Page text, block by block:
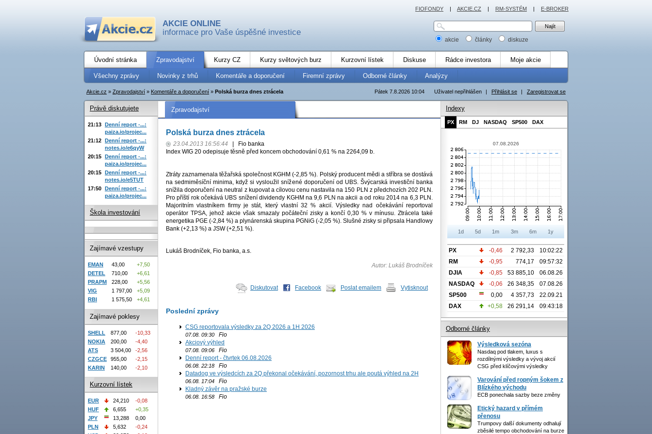
AKCIE ONLINE
informace pro Vaše úspěšné investice
akcie články diskuze
Úvodní stránka Zpravodajství Kurzy CZ Kurzy světových burz Kurzovní lístek Diskuse Rádce investora Moje akcie
Všechny zprávy Novinky z trhů Komentáře a doporučení Firemní zprávy Odborné články Analýzy
Uživatel nepřihlášen | Přihlásit se | Zaregistrovat se
Pátek 7.8.2026 10:04
Akcie.cz » Zpravodajství » Komentáře a doporučení » Polská burza dnes ztrácela
Zpravodajství
Polská burza dnes ztrácela
23.04.2013 16:56:44
Fio banka
Index WIG 20 odepisuje těsně před koncem obchodování 0,61 % na 2264,09 b.
Ztráty zaznamenala těžařská společnost KGHM (-2,85 %). Polský producent mědi a stříbra se dostává
na sedmiměsíční minima, když si vysloužil snížené doporučení od UBS. Švýcarská investiční banka
snížila doporučení na neutral z kupovat a cílovou cenu nastavila na 150 PLN z předchozích 202 PLN.
Pro příští rok očekává UBS snížení dividendy KGHM na 9,6 PLN na akcii a od roku 2014 na 6,3 PLN.
Majoritním vlastníkem firmy je stát, který vlastní 32 % akcií. Výsledky nad očekávání reportoval
operátor TPSA, jehož akcie však smazaly počáteční zisky a končí 0,30 % v mínusu. Ztrácela také
energetika PGE (-2,84 %) a plynárenská skupina PGNiG (-2,05 %). Slušné zisky si připsala Handlowy
Bank (+2,13 %) a JSW (+2,51 %).
Lukáš Brodníček, Fio banka, a.s.
Autor: Lukáš Brodníček
Diskutovat Facebook Poslat emailem Vytisknout
Poslední zprávy
CSG reportovala výsledky za 2Q 2026 a 1H 2026
07.08. 09:30 Fio
Akciový výhled
07.08. 09:06 Fio
Denní report - čtvrtek 06.08.2026
06.08. 22:18 Fio
Datadog ve výsledcích za 2Q překonal očekávání, pozornost trhu ale poutá výhled na 2H
06.08. 17:04 Fio
Kladný závěr na pražské burze
06.08. 16:58 Fio
Právě diskutujete
21:13 Denní report -...:
paiza.io/projec...
21:12 Denní report -...:
notes.io/e6qyW
20:15 Denní report -...:
paiza.io/projec...
20:15 Denní report -...:
notes.io/e5TUT
17:50 Denní report -...:
paiza.io/projec...
Škola investování
Zajímavé vzestupy
EMAN 43,00
+7,50
DETEL
710,00
+6,61
PRAPM
228,00
+5,56
VIG
1 797,00
+5,09
RBI
1 575,50 +4,61
Zajímavé poklesy
SHELL 877,00
-10,33
NOKIA
200,00
-4,40
ATS
3 504,00
-2,56
CZGCE
955,00
-2,15
KARIN
140,00 -2,10
Kurzovní lístek
EUR 24,210
-0,08
HUF
6,655
+0,35
JPY
13,288
0,00
PLN
5,632
-0,24
Indexy
PX RM DJ NASDAQ SP500 DAX
07.08.2026
1d 5d 1m 3m 6m 1y
PX -0,46 2 792,33
10:02:22
RM
-0,95 774,17
09:57:32
DJIA
-0,85 53 885,10
06.08.26
NASDAQ
-0,06 26 348,35
07.08.26
SP500
0,00 4 357,73
22.09.21
DAX
+0,58 26 291,14 09:43:18
Odborné články
Výsledková sezóna
Nasdaq pod tlakem, luxus s
rozdílnými výsledky a vývoj akcií
CSG před klíčovými výsledky
Varování před ropným šokem z
Blízkého východu
ECB ponechala sazby beze změny
Etický hazard v přímém
přenosu
Trumpovy další dokumenty odhalují
zběsilé tempo obchodování na burze
FIOFONDY | AKCIE.CZ | RM-SYSTÉM | E-BROKER